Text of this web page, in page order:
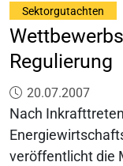
Regulierung
Veröffentlicht am:
20.07.2007
Sektorgutachten
Nach
veröffentlicht die